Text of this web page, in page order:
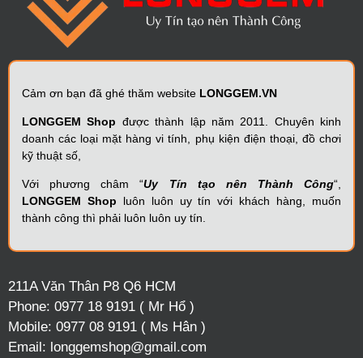
Cảm ơn bạn đã ghé thăm website LONGGEM.VN
LONGGEM Shop được thành lập năm 2011. Chuyên kinh
doanh các loại mặt hàng vi tính, phụ kiện điện thoại, đồ chơi
kỹ thuật số,
Với phương châm “Uy Tín tạo nên Thành Công“,
LONGGEM Shop luôn luôn uy tín với khách hàng, muốn
thành công thì phải luôn luôn uy tín.
211A Văn Thân P8 Q6 HCM
Phone: 0977 18 9191 ( Mr Hổ )
Mobile: 0977 08 9191 ( Ms Hân )
Email: longgemshop@gmail.com